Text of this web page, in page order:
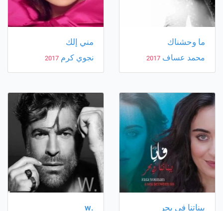
ما وحشناك
محمد عساف 2017
مني إلك
نجوي كرم 2017
بيناتنا في بحر .w